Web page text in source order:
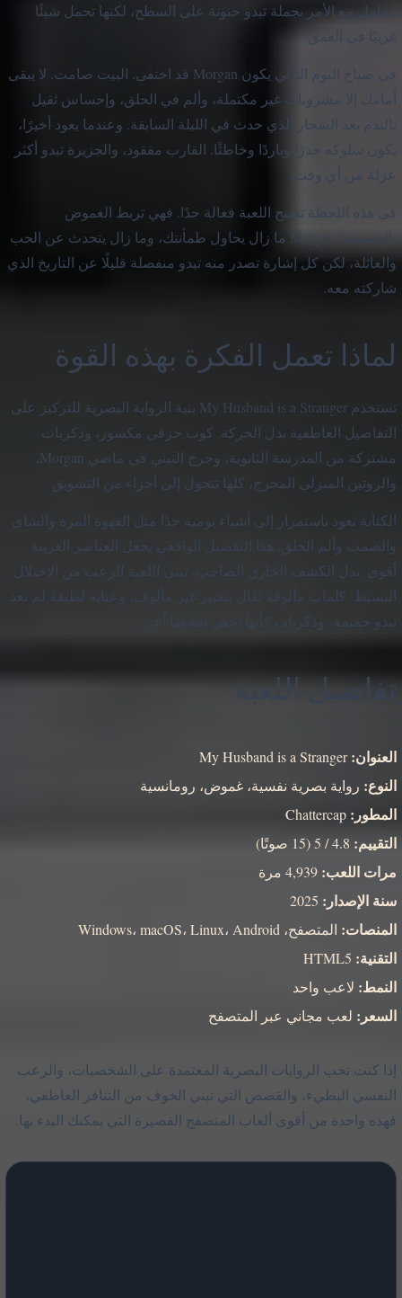
يتعامل مع الأمر بجملة تبدو حنونة على السطح، لكنها تحمل شيئًا
غريبًا في العمق.
في صباح اليوم التالي يكون Morgan قد اختفى. البيت صامت. لا يبقى
أمامك إلا مشروبات غير مكتملة، وألم في الحلق، وإحساس ثقيل
بالندم بعد الشجار الذي حدث في الليلة السابقة. وعندما يعود أخيرًا،
يكون سلوكه حذرًا وباردًا وخاطئًا. القارب مفقود، والجزيرة تبدو أكثر
عزلة من أي وقت.
في هذه اللحظة تصبح اللعبة فعالة جدًا. فهي تربط الغموض
بالحميمية. Morgan ما زال يحاول طمأنتك، وما زال يتحدث عن الحب
والعائلة، لكن كل إشارة تصدر منه تبدو منفصلة قليلًا عن التاريخ الذي
شاركته معه.
لماذا تعمل الفكرة بهذه القوة
تستخدم My Husband is a Stranger بنية الرواية البصرية للتركيز على
التفاصيل العاطفية بدل الحركة. كوب خزفي مكسور، وذكريات
مشتركة من المدرسة الثانوية، وجرح التبني في ماضي Morgan،
والروتين المنزلي المحرج، كلها تتحول إلى أجزاء من التشويق.
الكتابة تعود باستمرار إلى أشياء يومية جدًا مثل القهوة المرة والشاي
والصمت وألم الحلق. هذا التفصيل الواقعي يجعل العناصر الغريبة
أقوى. بدل الكشف الخارق الصاخب، تبني اللعبة الرعب من الاختلال
البسيط: كلمات مألوفة تُقال بتعبير غير مألوف، وعناية لطيفة لم تعد
تبدو حميمة، وذكريات كأنها تخص شخصًا آخر.
تفاصيل اللعبة
العنوان:My Husband is a Stranger
النوع: رواية بصرية نفسية، غموض، رومانسية
المطور:
التقييم:
مرات اللعب:
سنة الإصدار:
المنصات: المتصفح، Windows، macOS، Linux، Android
التقنية:
النمط: لاعب واحد
السعر: لعب مجاني عبر المتصفح
إذا كنت تحب الروايات البصرية المعتمدة على الشخصيات، والرعب
النفسي البطيء، والقصص التي تبني الخوف من التنافر العاطفي،
فهذه واحدة من أقوى ألعاب المتصفح القصيرة التي يمكنك البدء بها.